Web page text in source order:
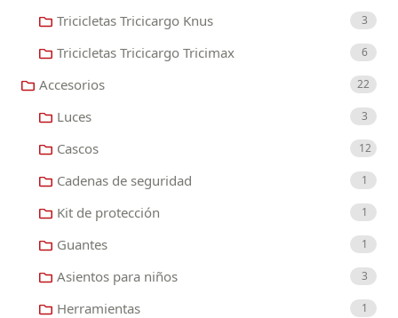
Tricicletas Tricicargo Knus 3
Tricicletas Tricicargo Tricimax 6
Accesorios 22
Luces 3
Cascos 12
Cadenas de seguridad 1
Kit de protección 1
Guantes 1
Asientos para niños 3
Herramientas 1